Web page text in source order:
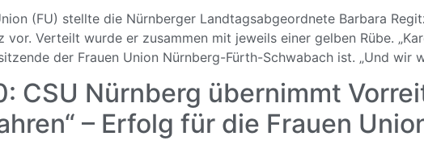
(FU) stellte die Nürnberger Landtagsabgeordnete Barbara
vor. Verteilt wurde er zusammen mit jeweils einer gelben Rübe.
der Frauen Union Nürnberg-Fürth-Schwabach ist. „Und wir
CSU Nürnberg übernimmt
– Erfolg für die Frauen